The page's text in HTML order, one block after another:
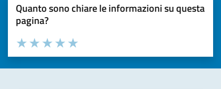
Quanto sono chiare le informazioni su questa
pagina?
Valuta la chiarezza delle informazioni (da 1 a 5 stelle)
Seleziona il numero di stelle per valutare la chiarezza delle
Valuta 5 stelle su 5
Valuta 4 stelle su 5
Valuta 3 stelle su 5
Valuta 2 stelle su 5
Valuta 1 stelle su 5